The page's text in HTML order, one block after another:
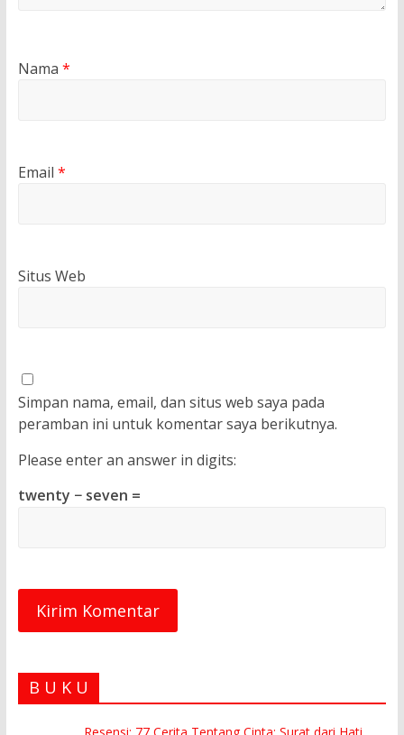
Nama *
Email *
Situs Web
Simpan nama, email, dan situs web saya pada
peramban ini untuk komentar saya berikutnya.
Please enter an answer in digits:
twenty − seven =
B U K U